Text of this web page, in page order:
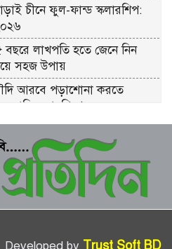
চীনে ফুল-ফান্ড স্কলারশিপ:
বছরে লাখপতি হতে জেনে নিন
সহজ উপায়
আরবে পড়াশোনা করতে
স্কলারশিপে
প্রতিটি পশমে সওয়াব: ইসলাম কী
দেওয়ার নিয়ম: সবচেয়ে সহজ
Trust Soft BD